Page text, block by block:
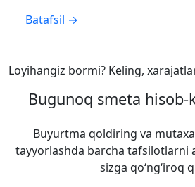
Batafsil →
Loyihangiz bormi? Keling,
Bugunoq smeta
Buyurtma qoldiring va
tayyorlashda barcha tafsilotlarni
sizga qo‘ng‘iroq